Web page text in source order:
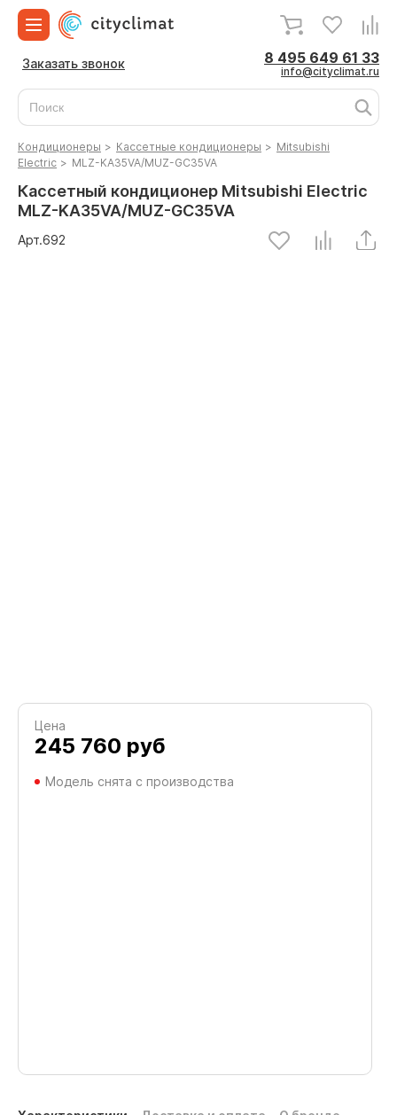
Заказать звонок 8 495 649 61 33
info@cityclimat.ru
Кондиционеры > Кассетные кондиционеры > Mitsubishi
Electric > MLZ-KA35VA/MUZ-GC35VA
Кассетный кондиционер Mitsubishi Electric
MLZ-KA35VA/MUZ-GC35VA
Арт.692
Цена
245 760 руб
Модель снята с производства